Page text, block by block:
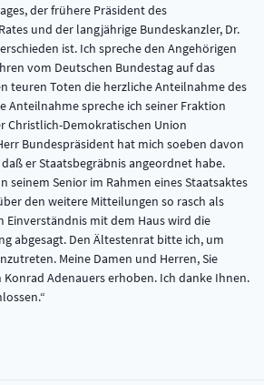
der frühere Präsident des
und der langjährige Bundeskanzler, Dr.
ist. Ich spreche den Angehörigen
vom Deutschen Bundestag auf das
teuren Toten die herzliche Anteilnahme des
Anteilnahme spreche ich seiner Fraktion
Christlich-Demokratischen Union
Bundespräsident hat mich soeben davon
er Staatsbegräbnis angeordnet habe.
seinem Senior im Rahmen eines Staatsaktes
den weitere Mitteilungen so rasch als
Einverständnis mit dem Haus wird die
abgesagt. Den Ältestenrat bitte ich, um
Meine Damen und Herren, Sie
Konrad Adenauers erhoben. Ich danke Ihnen.